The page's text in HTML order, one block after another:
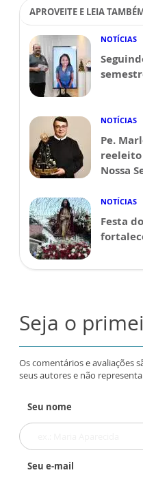
APROVEITE E LEIA
NOTÍCIAS
NOTÍCIAS
Pe.
reeleito
Nossa
NOTÍCIAS
Festa
Seja o
Os comentários e avaliações
seus autores e não
Seu nome
Seu e-mail